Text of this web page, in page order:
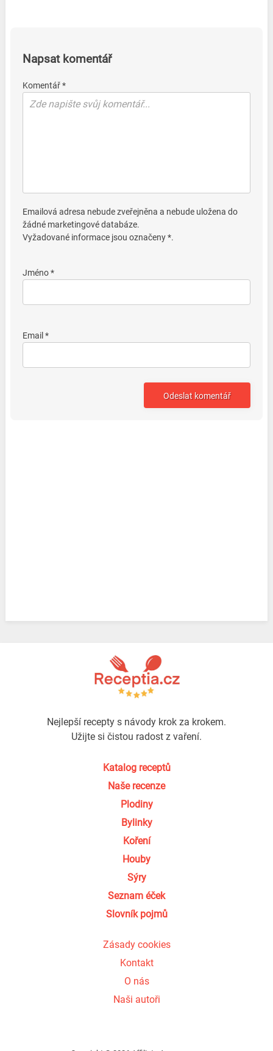
Napsat komentář
Komentář *
Emailová adresa nebude zveřejněna a nebude uložena do
žádné marketingové databáze.
Vyžadované informace jsou označeny *.
Jméno *
Email *
Nejlepší recepty s návody krok za krokem.
Užijte si čistou radost z vaření.
Katalog receptů
Naše recenze
Plodiny
Bylinky
Koření
Houby
Sýry
Seznam éček
Slovník pojmů
Zásady cookies
Kontakt
O nás
Naši autoři